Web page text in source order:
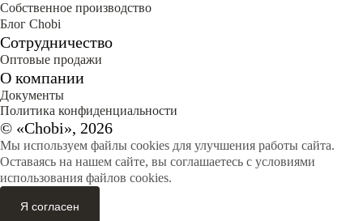
Собственное производство
Блог Сhobi
Сотрудничество
Оптовые продажи
О компании
Документы
Политика конфиденциальности
© «Chobi», 2026
Мы используем файлы cookies для улучшения работы сайта.
Оставаясь на нашем сайте, вы соглашаетесь с условиями
использования файлов cookies.
Я согласен